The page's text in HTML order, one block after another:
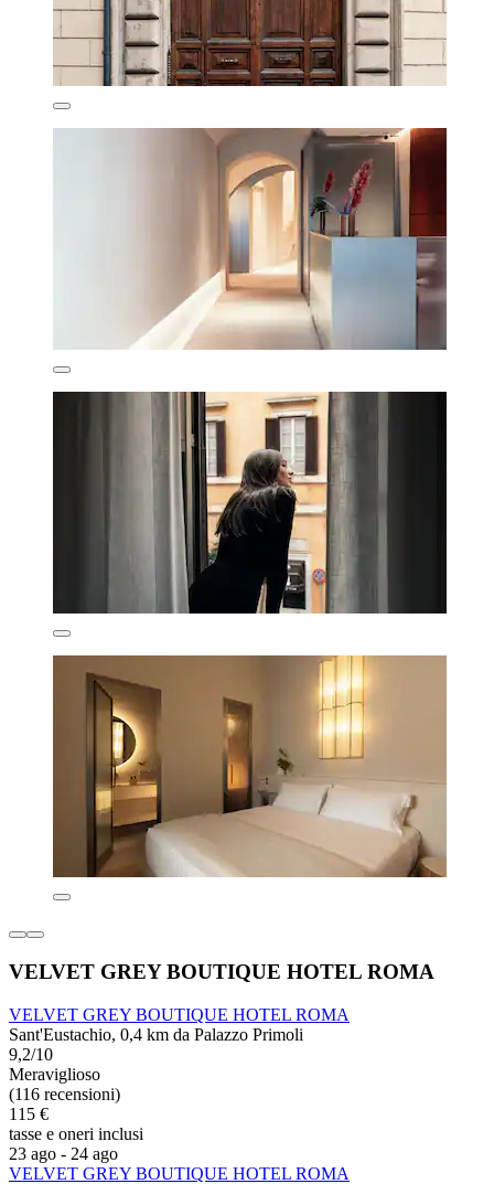
VELVET GREY BOUTIQUE HOTEL ROMA
VELVET GREY BOUTIQUE HOTEL ROMA
Sant'Eustachio, 0,4 km da Palazzo Primoli
9,2/10
Meraviglioso
(116 recensioni)
115 €
tasse e oneri inclusi
23 ago - 24 ago
VELVET GREY BOUTIQUE HOTEL ROMA